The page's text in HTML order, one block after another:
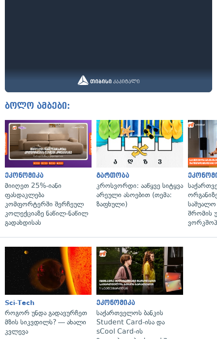
ბოლო ამბები:
ეკონომიკა
მიიღეთ 25%-იანი
ფასდაკლება
კომფორტერში შერჩეულ
კოლექციაზე ნაწილ-ნაწილ
გადახდისას
გართობა
კროსვორდი: ააწყვე სიტყვა
არეული ასოებით (თემა:
ზაფხული)
საშუალო
შრომის
Sci-Tech
როგორ უნდა გადავურჩეთ
მზის სიკვდილს? — ახალი
კვლევა
ეკონომიკა
საქართველოს ბანკის
Student Card-ისა და
sCool Card-ის